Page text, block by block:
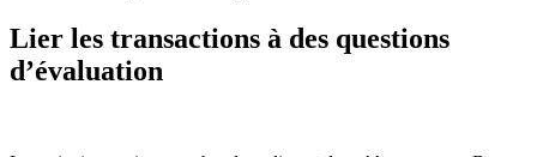
Lier les transactions à des questions
d’évaluation